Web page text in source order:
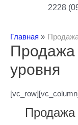
2228
Главная
Продажа
уровня
Продажа